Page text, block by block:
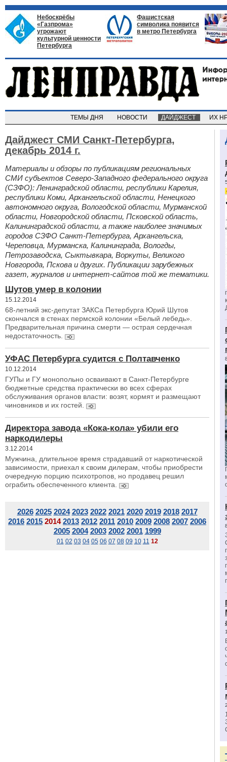
Небоскрёбы
«Газпрома»
угрожают
культурной ценности
Петербурга
Фашистская
символика появится
в метро Петербурга
ТЕМЫ ДНЯ НОВОСТИ ДАЙДЖЕСТ ИХ
Дайджест СМИ Санкт-Петербурга,
декабрь 2014 г.
Материалы и обзоры по публикациям региональных
СМИ субъектов Северо-Западного федерального округа
(СЗФО): Ленинградской области, республики Карелия,
республики Коми, Архангельской области, Ненецкого
автономного округа, Вологодской области, Мурманской
области, Новгородской области, Псковской область,
Калининградской области, а также наиболее значимых
городов СЗФО Санкт-Петербурга, Архангельска,
Череповца, Мурманска, Калининграда, Вологды,
Петрозаводска, Сыктывкара, Воркуты, Великого
Новгорода, Пскова и других. Публикации зарубежных
газет, журналов и интернет-сайтов той же тематики.
Шутов умер в колонии
15.12.2014
68-летний экс-депутат ЗАКСа Петербурга Юрий Шутов
скончался в стенах пермской колонии «Белый лебедь».
Предварительная причина смерти — острая сердечная
недостаточность.
УФАС Петербурга судится с Полтавченко
10.12.2014
ГУПы и ГУ монопольно осваивают в Санкт-Петербурге
бюджетные средства практически во всех сферах
обслуживания органов власти: возят, кормят и размещают
чиновников и их гостей.
Директора завода «Кока-кола» убили его
наркодилеры
3.12.2014
Мужчина, длительное время страдавший от наркотической
зависимости, приехал к своим дилерам, чтобы приобрести
очередную порцию психотропов, но продавец решил
ограбить обеспеченного клиента.
2026 2025 2024 2023 2022 2021 2020 2019 2018 2017
2016 2015 2014 2013 2012 2011 2010 2009 2008 2007 2006
2005 2004 2003 2002 2001 1999
01 02 03 04 05 06 07 08 09 10 11 12